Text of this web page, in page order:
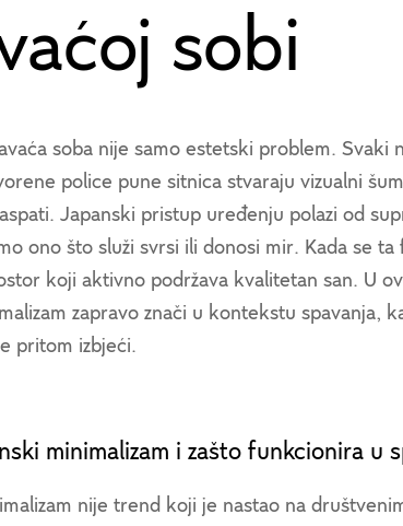
sobi
soba nije samo estetski problem.
police pune sitnica stvaraju vizualni
Japanski pristup uređenju polazi od
ono što služi svrsi ili donosi mir. Kada se
koji aktivno podržava kvalitetan san. U
zapravo znači u kontekstu spavanja,
pritom izbjeći.
minimalizam i zašto funkcionira u
nije trend koji je nastao na